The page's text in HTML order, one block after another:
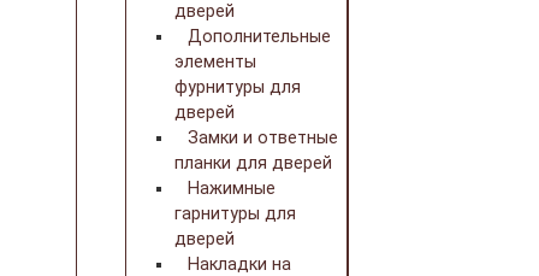
дверей
Дополнительные
элементы
фурнитуры для
дверей
Замки и ответные
планки для дверей
Нажимные
гарнитуры для
дверей
Накладки на